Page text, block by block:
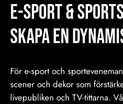
E-sport &
Skapa en
För e-sport och
scener och dekor som
livepubliken och TV-tittarna.